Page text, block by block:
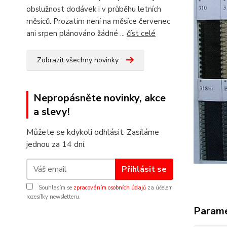
obslužnost dodávek i v průběhu letních
měsíců. Prozatím není na měsíce červenec
ani srpen plánováno žádné ... číst celé
Zobrazit všechny novinky
Nepropásněte novinky, akce
a slevy!
Můžete se kdykoli odhlásit. Zasíláme
jednou za 14 dní.
Přihlásit se
Souhlasím se zpracováním osobních údajů za účelem
rozesílky newsletteru.